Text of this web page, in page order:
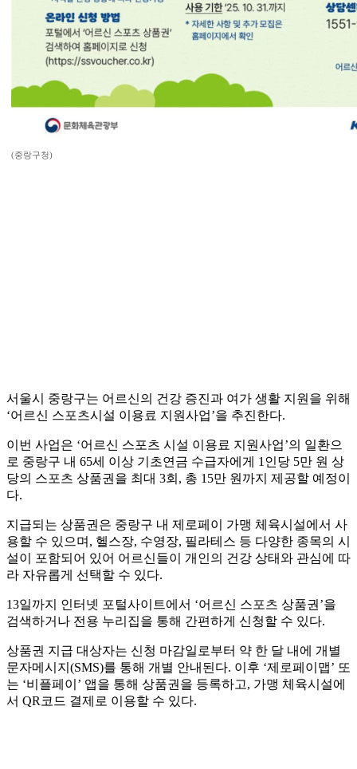
(중랑구청)
서울시 중랑구는 어르신의 건강 증진과 여가 생활 지원을 위해
‘어르신 스포츠시설 이용료 지원사업’을 추진한다.
이번 사업은 ‘어르신 스포츠 시설 이용료 지원사업’의 일환으
로 중랑구 내 65세 이상 기초연금 수급자에게 1인당 5만 원 상
당의 스포츠 상품권을 최대 3회, 총 15만 원까지 제공할 예정이
다.
지급되는 상품권은 중랑구 내 제로페이 가맹 체육시설에서 사
용할 수 있으며, 헬스장, 수영장, 필라테스 등 다양한 종목의 시
설이 포함되어 있어 어르신들이 개인의 건강 상태와 관심에 따
라 자유롭게 선택할 수 있다.
13일까지 인터넷 포털사이트에서 ‘어르신 스포츠 상품권’을
검색하거나 전용 누리집을 통해 간편하게 신청할 수 있다.
상품권 지급 대상자는 신청 마감일로부터 약 한 달 내에 개별
문자메시지(SMS)를 통해 개별 안내된다. 이후 ‘제로페이맵’ 또
는 ‘비플페이’ 앱을 통해 상품권을 등록하고, 가맹 체육시설에
서 QR코드 결제로 이용할 수 있다.